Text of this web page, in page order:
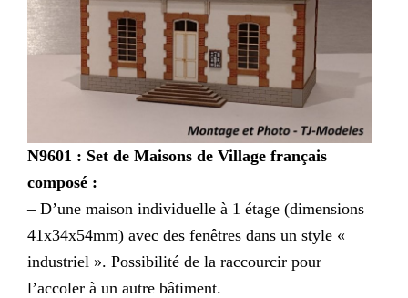
N9601 : Set de Maisons de Village français
composé :
– D’une maison individuelle à 1 étage (dimensions
41x34x54mm) avec des fenêtres dans un style «
industriel ». Possibilité de la raccourcir pour
l’accoler à un autre bâtiment.